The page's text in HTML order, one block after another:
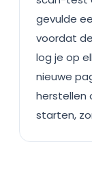
gevulde
voordat
log je op
nieuwe
herstellen
starten,